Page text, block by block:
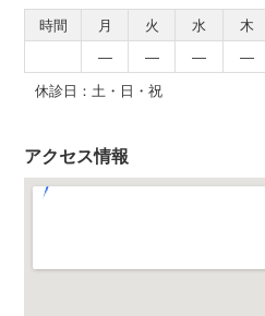
時間 月 火 水 木
―
― ― ―
休診日：土・日・祝
アクセス情報